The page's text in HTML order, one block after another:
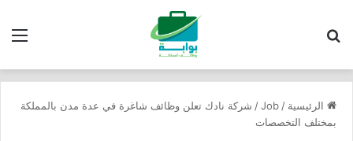
الرئيسية /
Job
/ شركة نادك تعلن وظائف شاغرة في عدة مدن بالمملكة
بمختلف التخصصات